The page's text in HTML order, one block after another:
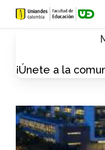
Skip
¡Únete a la